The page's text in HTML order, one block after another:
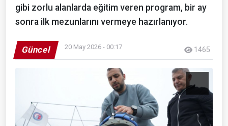
gibi zorlu alanlarda eğitim veren program, bir ay
sonra ilk mezunlarını vermeye hazırlanıyor.
Güncel 20 May 2026 - 00:17 1465